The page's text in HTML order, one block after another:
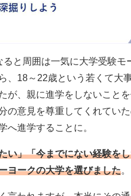
と周囲は一気に大学受験モ
、18～22歳という若くて大
が、親に進学をしないこと
の意見を尊重してくれていた
へ進学することに。
い」「今までにない経験を
ヨークの大学を選びました。